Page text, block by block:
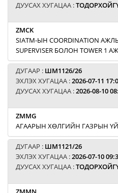
ДУУСАХ ХУГАЦАА :
ZMCK
SIATM-ЫН COORDINATION
SUPERVISER БОЛОН TOWER
ДУГААР : ШМ1126/26
ЭХЛЭХ ХУГАЦАА :2026-07-11
ДУУСАХ ХУГАЦАА :2026-08-10
ZMMG
АГААРЫН ХӨЛГИЙН ГАЗРЫН
ДУГААР : ШМ1121/26
ЭХЛЭХ ХУГАЦАА :2026-07-10
ДУУСАХ ХУГАЦАА :